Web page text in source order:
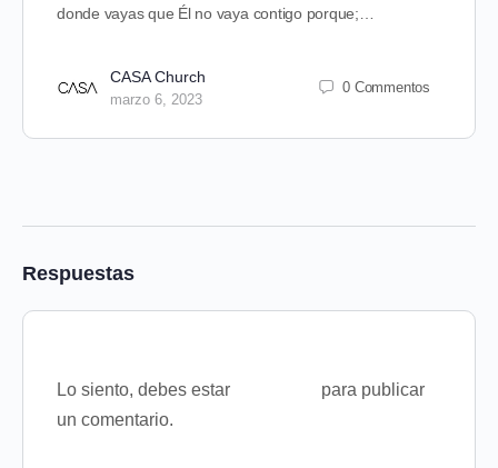
donde vayas que Él no vaya contigo porque;…
CASA Church
marzo 6, 2023
0 Commentos
Respuestas
Lo siento, debes estar
para publicar
un comentario.